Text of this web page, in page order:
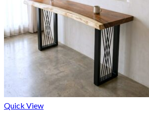
Quick View